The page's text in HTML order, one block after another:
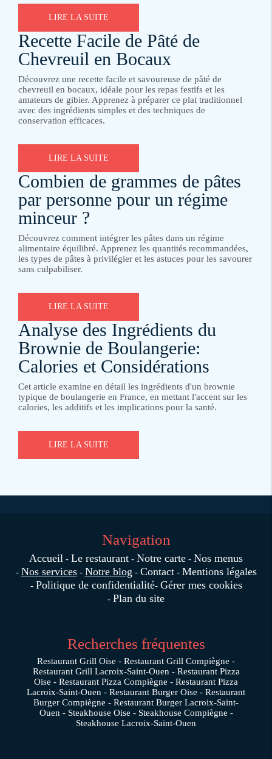
LIRE LA SUITE
Recette Facile de Pâté de
Chevreuil en Bocaux
Découvrez une recette facile et savoureuse de pâté de
chevreuil en bocaux, idéale pour les repas festifs et les
amateurs de gibier. Apprenez à préparer ce plat traditionnel
avec des ingrédients simples et des techniques de
conservation efficaces.
LIRE LA SUITE
Combien de grammes de pâtes
par personne pour un régime
minceur ?
Découvrez comment intégrer les pâtes dans un régime
alimentaire équilibré. Apprenez les quantités recommandées,
les types de pâtes à privilégier et les astuces pour les savourer
sans culpabiliser.
LIRE LA SUITE
Analyse des Ingrédients du
Brownie de Boulangerie:
Calories et Considérations
Cet article examine en détail les ingrédients d'un brownie
typique de boulangerie en France, en mettant l'accent sur les
calories, les additifs et les implications pour la santé.
LIRE LA SUITE
Navigation
Accueil Le restaurant Notre carte
Nos menus
Nos services
Notre blog Contact
Mentions légales
Politique de confidentialité Gérer mes cookies
Plan du site
Recherches fréquentes
Restaurant Grill Oise
Restaurant Grill Compiègne
Restaurant Grill Lacroix-Saint-Ouen
Restaurant Pizza
Oise
Restaurant Pizza Compiègne
Restaurant Pizza
Lacroix-Saint-Ouen
Restaurant Burger Oise
Restaurant
Burger Compiègne
Restaurant Burger Lacroix-Saint-
Ouen
Steakhouse Oise
Steakhouse Compiègne
Steakhouse Lacroix-Saint-Ouen